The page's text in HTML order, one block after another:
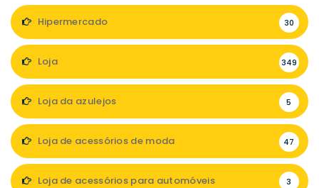
Hipermercado 30
Loja 349
Loja da azulejos 5
Loja de acessórios de moda 47
Loja de acessórios para automóveis 3